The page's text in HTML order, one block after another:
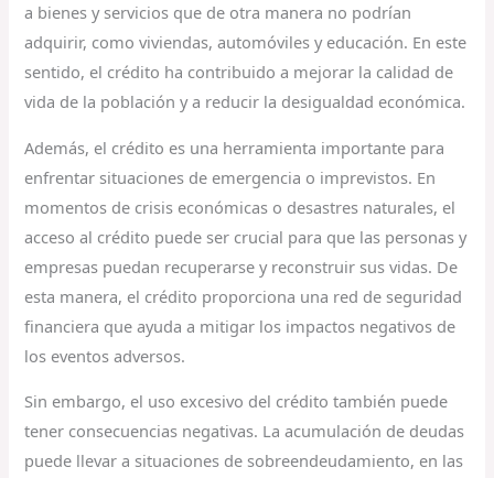
a bienes y servicios que de otra manera no podrían
adquirir, como viviendas, automóviles y educación. En este
sentido, el crédito ha contribuido a mejorar la calidad de
vida de la población y a reducir la desigualdad económica.
Además, el crédito es una herramienta importante para
enfrentar situaciones de emergencia o imprevistos. En
momentos de crisis económicas o desastres naturales, el
acceso al crédito puede ser crucial para que las personas y
empresas puedan recuperarse y reconstruir sus vidas. De
esta manera, el crédito proporciona una red de seguridad
financiera que ayuda a mitigar los impactos negativos de
los eventos adversos.
Sin embargo, el uso excesivo del crédito también puede
tener consecuencias negativas. La acumulación de deudas
puede llevar a situaciones de sobreendeudamiento, en las